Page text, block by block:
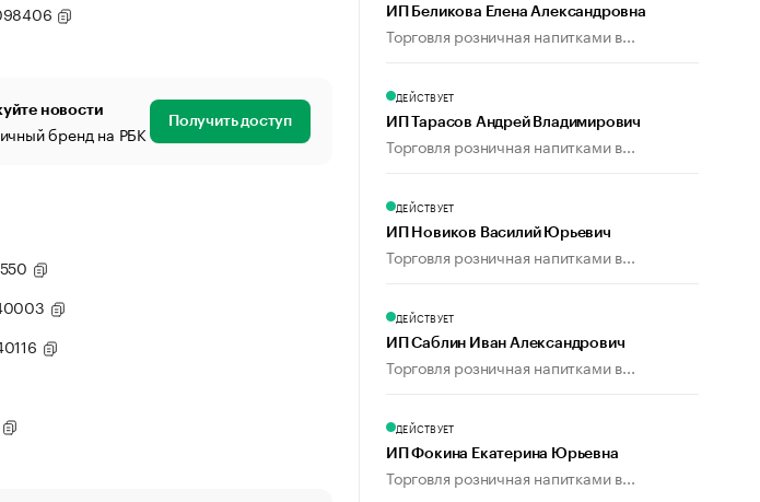
новости
бренд на РБК Получить доступ
ИП Беликова Елена Александровна
Торговля розничная напитками в...
ДЕЙСТВУЕТ
ИП Тарасов Андрей Владимирович
Торговля розничная напитками в...
ДЕЙСТВУЕТ
ИП Новиков Василий Юрьевич
Торговля розничная напитками в...
ДЕЙСТВУЕТ
ИП Саблин Иван Александрович
Торговля розничная напитками в...
ДЕЙСТВУЕТ
ИП Фокина Екатерина Юрьевна
Торговля розничная напитками в...